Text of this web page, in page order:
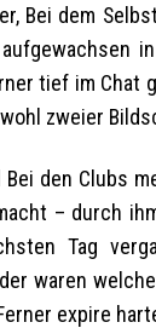
Bei dem
tief im
zweier
den Clubs
– durch
Tag
waren
expire